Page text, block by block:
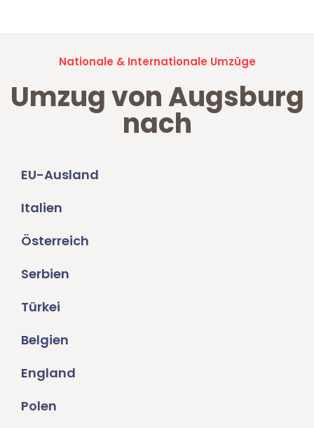
Nationale & Internationale Umzüge
Umzug von Augsburg
nach
EU-Ausland
Italien
Österreich
Serbien
Türkei
Belgien
England
Polen